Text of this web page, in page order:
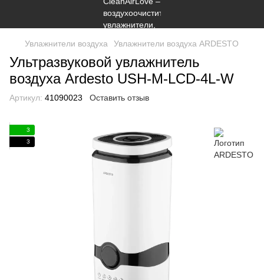
Увлажнители воздуха Увлажнители воздуха ARDESTO
Ультразвуковой увлажнитель
воздуха Ardesto USH-M-LCD-4L-W
Артикул: 41090023 Оставить отзыв
3
3